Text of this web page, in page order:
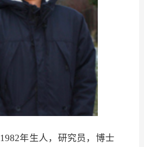
1982年生人，研究员，博士